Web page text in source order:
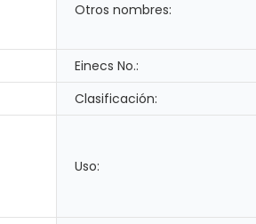
Otros nombres:
Einecs No.:
Clasificación:
Uso: